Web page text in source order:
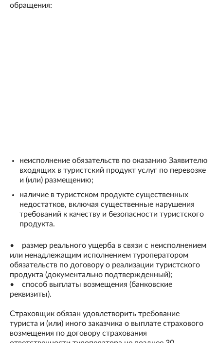
обращения:
неисполнение обязательств по оказанию Заявителю
входящих в туристский продукт услуг по перевозке
и (или) размещению;
наличие в туристском продукте существенных
недостатков, включая существенные нарушения
требований к качеству и безопасности туристского
продукта.
• размер реального ущерба в связи с неисполнением
или ненадлежащим исполнением туроператором
обязательств по договору о реализации туристского
продукта (документально подтвержденный);
• способ выплаты возмещения (банковские
реквизиты).
Страховщик обязан удовлетворить требование
туриста и (или) иного заказчика о выплате страхового
возмещения по договору страхования